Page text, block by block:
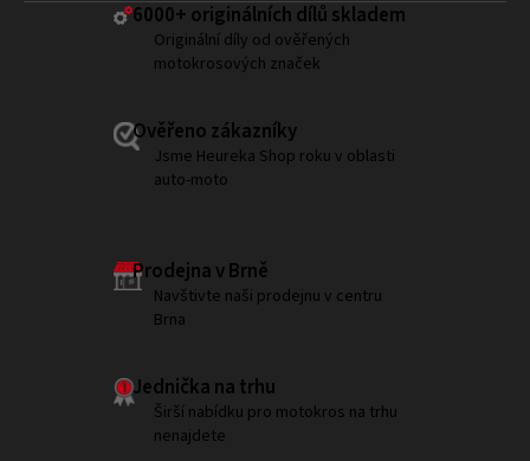
6000+ ​originálních dílů skladem
Originální díly od ověřených
motokrosových značek
Ověřeno zákazníky
Jsme Heureka Shop roku v oblasti
auto-moto
Prodejna v Brně
Navštivte naši prodejnu v centru
Brna
Jednička na trhu
Širší nabídku pro motokros na trhu
nenajdete